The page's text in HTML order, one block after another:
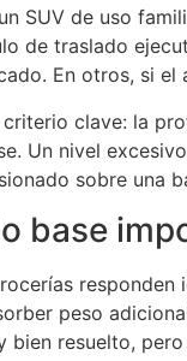
SUV de uso
de traslado
En otros, si el
criterio clave: la
Un nivel
sobre una
base
peso
bien resuelto,